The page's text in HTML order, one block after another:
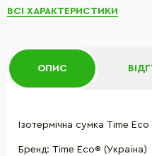
ВСІ ХАРАКТЕРИСТИКИ
ОПИС
Ізотермічна сумка Time
Бренд: Time Eco® (Україна)